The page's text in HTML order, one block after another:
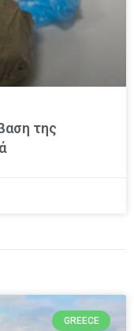
της
GREECE